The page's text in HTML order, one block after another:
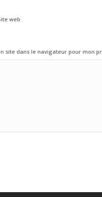
web
site dans le navigateur pour mon